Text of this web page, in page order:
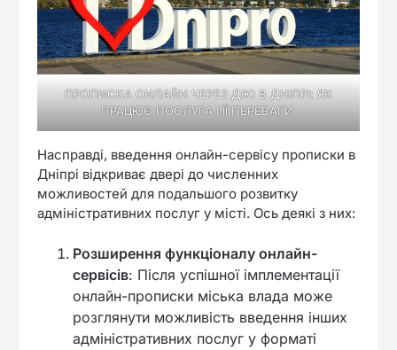
ПРОПИСКА ОНЛАЙН ЧЕРЕЗ ДІЮ В ДНІПРІ: ЯК
ПРАЦЮЄ ПОСЛУГА І ЇЇ ПЕРЕВАГИ.
Насправді, введення онлайн-сервісу прописки в
Дніпрі відкриває двері до численних
можливостей для подальшого розвитку
адміністративних послуг у місті. Ось деякі з них:
Розширення функціоналу онлайн-
сервісів: Після успішної імплементації
онлайн-прописки міська влада може
розглянути можливість введення інших
адміністративних послуг у форматі